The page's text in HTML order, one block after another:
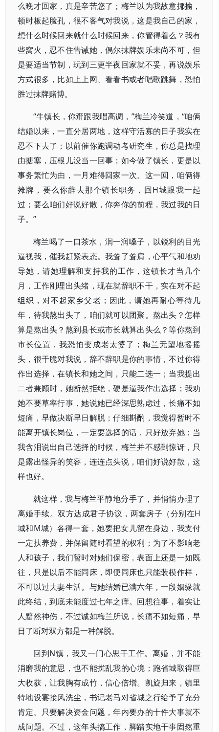
么晚才回家，真是辛苦您了；梅兰以为我故意揶揄，
顿时板起脸孔，很不客气对我说，这是我自己的家，
想什么时候回来就什么时候回来，你管得着么？我有
些窝火，忍不住告诫她，偶尔抹牌娱乐未尚不可，但
是要适当节制，玩到三更半夜回家就不妥，再说娱乐
方式很多，比如上上网、看看书或者唱歌跳舞，恐怕
胜过抹牌赌博。
“牛镇长，你甭跟我唱高调，”梅兰冷笑道，“咱俩
结婚以来，一直分居两地，这样守活寡的日子我实在
忍不下去了；以前催你跑调动考研究生，你总是找理
由搪塞，压根儿没当一回事；如今做了镇长，更是以
事务繁忙为由，一月难得回家一次。这一回，咱俩得
摊牌，要么你辞去那个镇长职务，回H城跟我一起
过；要么咱们好说好散，你奔你的前程，我过我的日
子。”
梅兰喝了一口茶水，润一润嗓子，以锐利的目光
逼视我，催我赶紧表态。我耸了耸肩，心平气和地劝
导她，请她理解和支持我的工作，这镇长才当几个
月，工作刚理出头绪，现在就辞职不干，实在对不起
组织，对不起家乡父老；因此，请她再耐心等待几
年，待我熬出头了，咱们就可以团聚。熬出头？怎样
算是熬出头？熬到县长或市长就算出头么？等你熬到
市长位置，我恐怕变成老太婆了；梅兰无望地摇摇
头，很干脆对我说，辞不辞职是你的事情，不过你得
作出选择，在镇长和她之间，只能二选一；当我提出
二者兼顾时，她断然拒绝，硬是逼我作出选择；我劝
她不要草率行事，她说她已经深思熟虑过，长痛不如
短痛，早做决断早日解脱；仔细斟酌，我觉得暂时不
能离开镇长岗位，一定要选择的话，只好放弃她；当
我含泪说出自己选择的时候，梅兰并不感到惊讶，只
是露出怪异的笑容，连连点头说，咱们好说好散，这
样也好。
就这样，我与梅兰平静地分手了，并悄悄办理了
离婚手续。双方达成君子协议，两套房子（分别在H
城和M城）各得一套，她要把女儿留在身边，我支付
一定扶养费，并保留随时看望的权利；为了不影响老
人和孩子，我们暂时对她们保密，表面上还是一如既
往，只是以后不能同床，即便同床也只能装模作样，
不可以过夫妻生活。与她结婚已满六年，一段姻缘就
此终结，到底未能度过七年之痒。回想往事，着实让
人黯然神伤，不过诚如梅兰所说，长痛不如短痛，早
日了断对双方都是一种解脱。
回到N镇，我又一门心思干工作。离婚，并不能
消磨我的意思，也不能扰乱我的心境；跑省城取得巨
大收获，让我胸有成竹，信心倍增。凯旋归来，镇里
特地设宴接风洗尘，书记老马对省城之行给予了充分
肯定。只要解决资金问题，年内要办的十件大事就不
成问题。不过，这年头搞工作，脚踏实地干事固然重